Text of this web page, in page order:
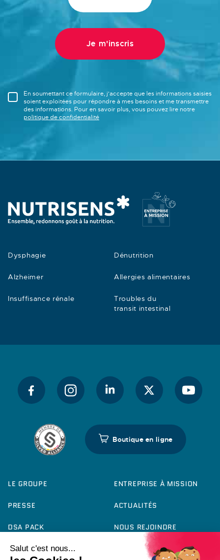
En soumettant ce formulaire, j'accepte que les informations saisies
soient exploitées pour répondre à mes besoins et me transmettre
des informations. Pour en savoir plus, vous pouvez lire notre
politique de confidentialité
Dysphagie Dénutrition
Alzheimer Allergies alimentaires
Insuffisance rénale
Troubles du
transit intestinal
Boutique en ligne
LE GROUPE ENTREPRISE À MISSION
PRESSE ACTUALITÉS
DSA PACK NOUS REJOINDRE
CONTACT RAPPORT RSE 2025